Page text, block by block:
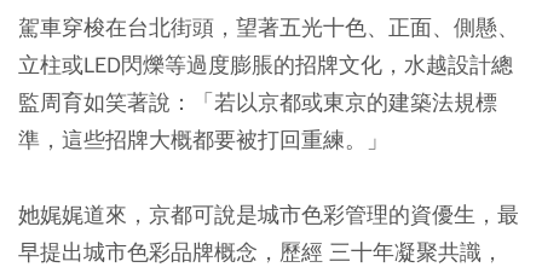
駕車穿梭在台北街頭，望著五光十色、正面、側懸、
立柱或LED閃爍等過度膨脹的招牌文化，水越設計總
監周育如笑著說：「若以京都或東京的建築法規標
準，這些招牌大概都要被打回重練。」
她娓娓道來，京都可說是城市色彩管理的資優生，最
早提出城市色彩品牌概念，歷經 三十年凝聚共識，